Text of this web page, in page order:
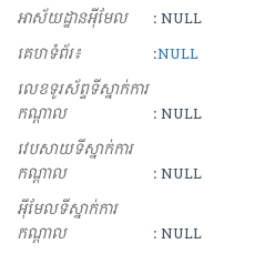
អាស័យ​ដ្ឋាន​អុីមែល
: NULL
គេហទំព័រ៖
:NULL
លេខទូរស័ព្ទទីស្នាក់ការ
កណ្ដាល
: NULL
វេបសាយទីស្នាក់ការ
កណ្ដាល
: NULL
អុីមែលទីស្នាក់ការ
កណ្ដាល
: NULL